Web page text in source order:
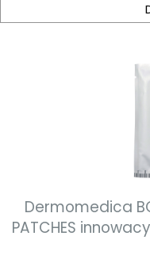
Dermomedica BOTOX-LIKE NANONEEDLING
PATCHES